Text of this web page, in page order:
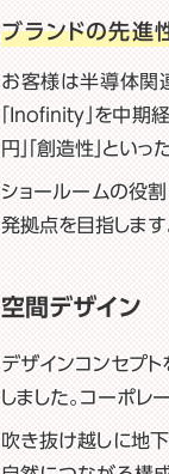
ブランドの先進
お客様は半導体関
「Inofinity」を中期
円」「創造性」とい
ショールームの役
発拠点を目指します
空間デザイン
デザインコンセプ
しました。コーポレ
吹き抜け越しに地